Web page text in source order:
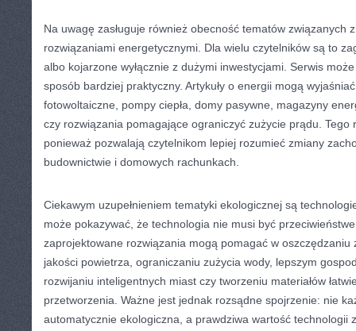
Na uwagę zasługuje również obecność tematów związanych
rozwiązaniami energetycznymi. Dla wielu czytelników są to
albo kojarzone wyłącznie z dużymi inwestycjami. Serwis
sposób bardziej praktyczny. Artykuły o energii mogą
fotowoltaiczne, pompy ciepła, domy pasywne, magazyny
czy rozwiązania pomagające ograniczyć zużycie prądu. Tego
ponieważ pozwalają czytelnikom lepiej rozumieć zmiany
budownictwie i domowych rachunkach.
Ciekawym uzupełnieniem tematyki ekologicznej są
może pokazywać, że technologia nie musi być
zaprojektowane rozwiązania mogą pomagać w oszczędzaniu
jakości powietrza, ograniczaniu zużycia wody, lepszym
rozwijaniu inteligentnych miast czy tworzeniu materiałów
przetworzenia. Ważne jest jednak rozsądne spojrzenie: nie
automatycznie ekologiczna, a prawdziwa wartość technologii